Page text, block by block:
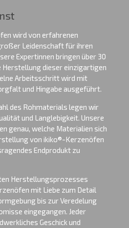
wird von erfahrenen
Leidenschaft für ihren
Expertinnen bringen über 30
Herstellung dieser einzigartigen
Arbeitsschritt wird mit
und Hingabe ausgeführt.
des Rohmaterials legen wir
und Langlebigkeit. Unsere
genau, welche Materialien sich
von ikiko®-Kerzenöfen
Endprodukt zu
Herstellungsprozesses
mit Liebe zum Detail
bis zur Veredelung
eingegangen. Jeder
Geschick und